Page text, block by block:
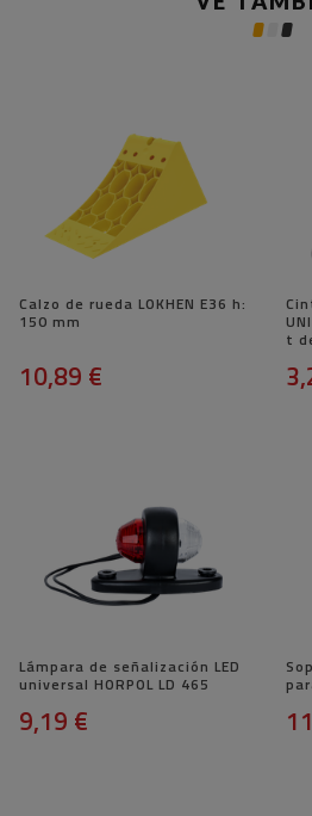
Calzo de rueda LOKHEN E36 h:
150 mm
10,89 €
t
Lámpara de señalización LED
universal HORPOL LD 465
9,19 €